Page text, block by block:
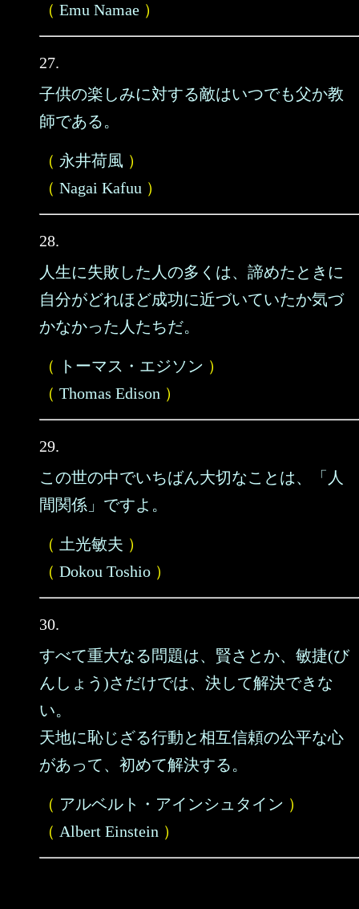
（ Emu Namae ）
27.
子供の楽しみに対する敵はいつでも父か教
師である。
（ 永井荷風 ）
（ Nagai Kafuu ）
28.
人生に失敗した人の多くは、諦めたときに
自分がどれほど成功に近づいていたか気づ
かなかった人たちだ。
（ トーマス・エジソン ）
（ Thomas Edison ）
29.
この世の中でいちばん大切なことは、「人
間関係」ですよ。
（ 土光敏夫 ）
（ Dokou Toshio ）
30.
すべて重大なる問題は、賢さとか、敏捷(び
んしょう)さだけでは、決して解決できな
い。
天地に恥じざる行動と相互信頼の公平な心
があって、初めて解決する。
（ アルベルト・アインシュタイン ）
（ Albert Einstein ）